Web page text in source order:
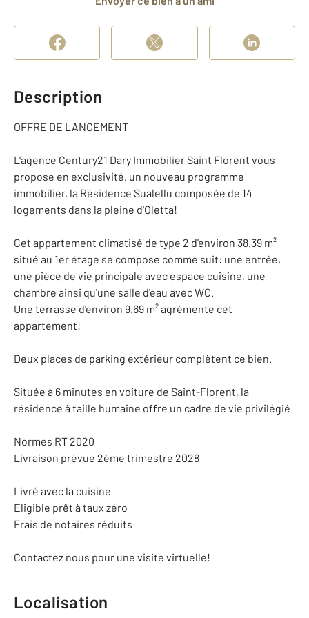
Description
OFFRE DE LANCEMENT
L'agence Century21 Dary Immobilier Saint Florent vous
propose en exclusivité, un nouveau programme
immobilier, la Résidence Sualellu composée de 14
logements dans la pleine d'Oletta!
Cet appartement climatisé de type 2 d'environ 38.39 m²
situé au 1er étage se compose comme suit: une entrée,
une pièce de vie principale avec espace cuisine, une
chambre ainsi qu'une salle d'eau avec WC.
Une terrasse d'environ 9.69 m² agrémente cet
appartement!
Deux places de parking extérieur complètent ce bien.
Située à 6 minutes en voiture de Saint-Florent, la
résidence à taille humaine offre un cadre de vie privilégié.
Normes RT 2020
Livraison prévue 2ème trimestre 2028
Livré avec la cuisine
Eligible prêt à taux zéro
Frais de notaires réduits
Contactez nous pour une visite virtuelle!
Localisation